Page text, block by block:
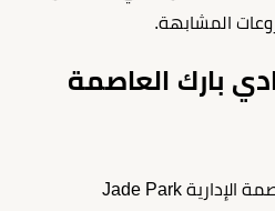
المشابهة.
بارك العاصمة
يمتد كمبوند جادي بارك العاصمة الإدارية Jade Park